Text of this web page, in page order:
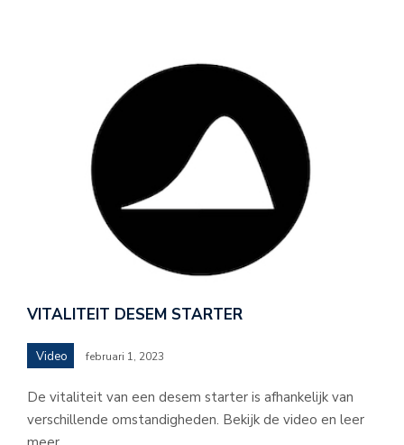
VITALITEIT DESEM STARTER
Video februari 1, 2023
De vitaliteit van een desem starter is afhankelijk van
verschillende omstandigheden. Bekijk de video en leer